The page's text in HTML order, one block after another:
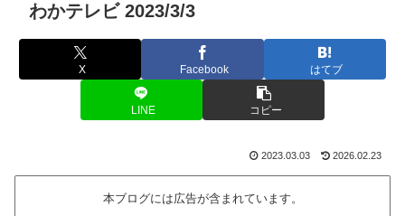
わかテレビ 2023/3/3
X Facebook はてブ
LINE コピー
2023.03.03 2026.02.23
本ブログには広告が含まれています。